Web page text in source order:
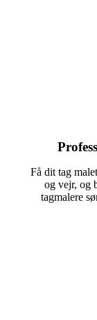
Få dit tag
og vejr, og
tagmalere